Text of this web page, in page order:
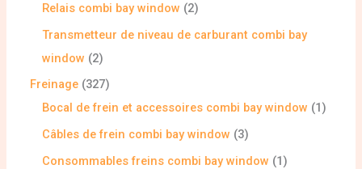
Relais combi bay window
2
Transmetteur de niveau de carburant combi bay
window
2
Freinage 327
Bocal de frein et accessoires combi bay window
1
Câbles de frein combi bay window
3
Consommables freins combi bay window
1